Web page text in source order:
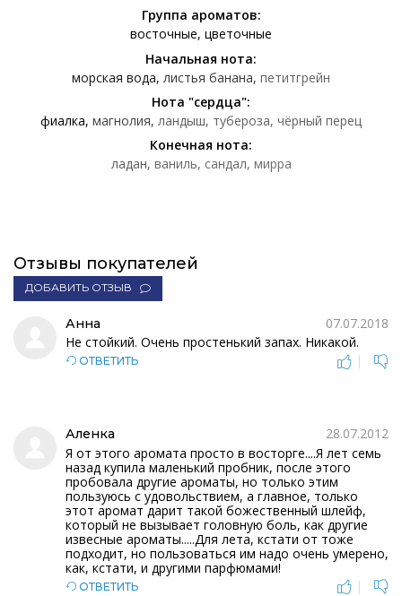
Группа ароматов:
восточные цветочные
Начальная нота:
морская вода листья банана петитгрейн
Нота "сердца":
фиалка магнолия ландыш тубероза чёрный перец
Конечная нота:
ладан ваниль сандал мирра
Отзывы покупателей
ДОБАВИТЬ ОТЗЫВ
Анна
07.07.2018
Не стойкий. Очень простенький запах. Никакой.
ОТВЕТИТЬ |
Аленка
28.07.2012
Я от этого аромата просто в восторге....Я лет семь
назад купила маленький пробник, после этого
пробовала другие ароматы, но только этим
пользуюсь с удовольствием, а главное, только
этот аромат дарит такой божественный шлейф,
который не вызывает головную боль, как другие
извесные ароматы.....Для лета, кстати от тоже
подходит, но пользоваться им надо очень умерено,
как, кстати, и другими парфюмами!
ОТВЕТИТЬ |